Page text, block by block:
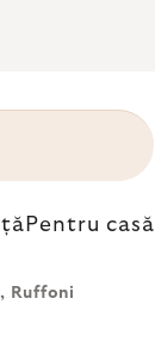
Pentru casă
Ruffoni